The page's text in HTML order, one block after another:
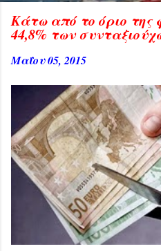
Κάτω από το όριο της
44,8% των
Μαΐου 05, 2015